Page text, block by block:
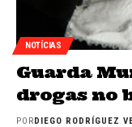
NOTÍCIAS
Guarda
drogas no
PORDIEGO RODRÍGUEZ